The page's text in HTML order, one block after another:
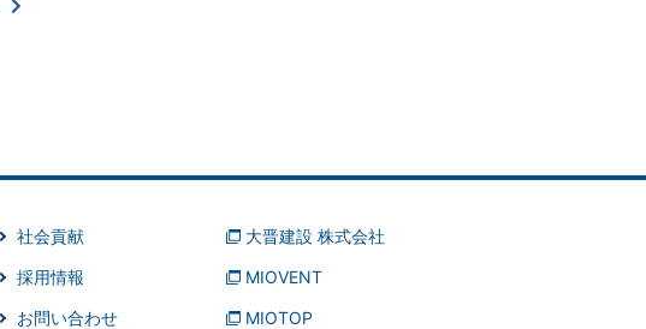
社会貢献
採用情報
お問い合わせ
大晋建設 株式会社
MIOVENT
MIOTOP